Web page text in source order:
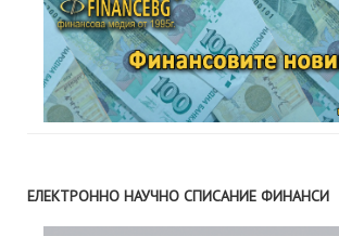
ЕЛЕКТРОННО НАУЧНО СПИСАНИЕ ФИНАНСИ